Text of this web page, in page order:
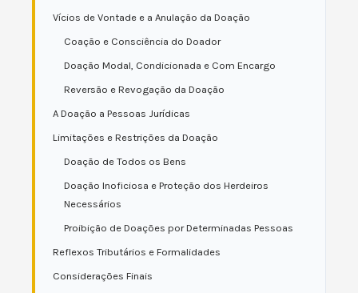
Vícios de Vontade e a Anulação da Doação
Coação e Consciência do Doador
Doação Modal, Condicionada e Com Encargo
Reversão e Revogação da Doação
A Doação a Pessoas Jurídicas
Limitações e Restrições da Doação
Doação de Todos os Bens
Doação Inoficiosa e Proteção dos Herdeiros
Necessários
Proibição de Doações por Determinadas Pessoas
Reflexos Tributários e Formalidades
Considerações Finais